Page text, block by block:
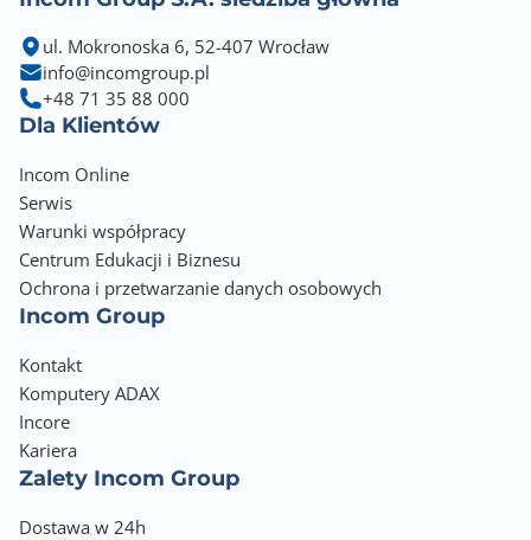
- Mirror - Odbicie lustrzane obrazu
- Detekcja ruchu
Pobór mocy:
- max. 7,6W / DC 12V
- max. 8,9W / PoE (802.3af)
Temperatura pracy : -40°C ~ 60°C
Waga: 530 g
ul. Mokronoska 6, 52-407 Wrocław
info@incomgroup.pl
+48 71 35 88 000
Dla Klientów
Incom Online
Serwis
Warunki współpracy
Centrum Edukacji i Biznesu
Ochrona i przetwarzanie danych osobowych
Incom Group
Kontakt
Komputery ADAX
Incore
Kariera
Zalety Incom Group
Dostawa w 24h